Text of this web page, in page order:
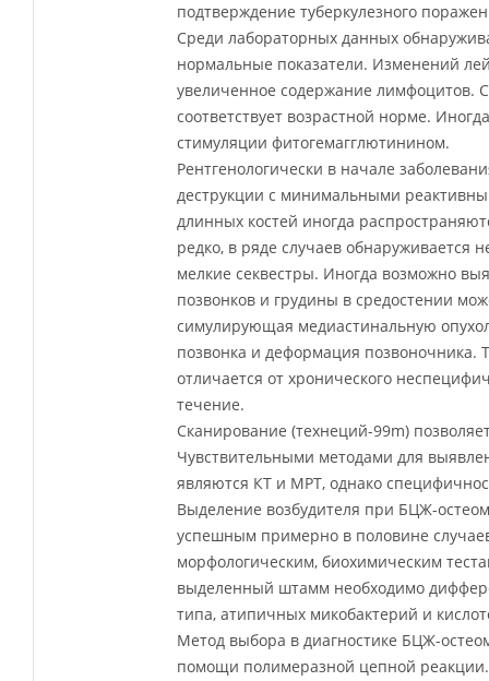
подтверждение туберкулезного
Среди лабораторных данных
нормальные показатели. Изменений
увеличенное содержание лимфоцитов.
соответствует возрастной норме.
стимуляции фитогемагглютинином.
Рентгенологически в начале
деструкции с минимальными
длинных костей иногда
редко, в ряде случаев обнаруживается
мелкие секвестры. Иногда возможно
позвонков и грудины в средостении
симулирующая медиастинальную
позвонка и деформация позвоночника.
отличается от хронического
течение.
Сканирование (технеций-99m)
Чувствительными методами для
являются КТ и МРТ, однако
Выделение возбудителя при БЦЖ-
успешным примерно в половине
морфологическим, биохимическим
выделенный штамм необходимо
типа, атипичных микобактерий и
Метод выбора в диагностике БЦЖ-
помощи полимеразной цепной реакции.